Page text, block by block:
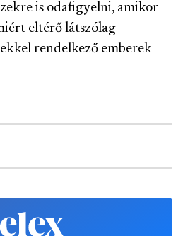
is odafigyelni, amikor
eltérő látszólag
rendelkező emberek